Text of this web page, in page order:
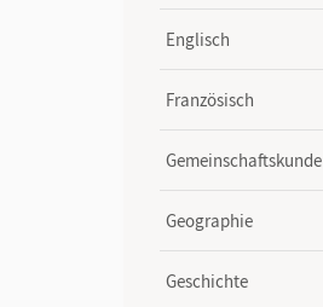
Englisch
Französisch
Gemeinschaftskunde
Geographie
Geschichte